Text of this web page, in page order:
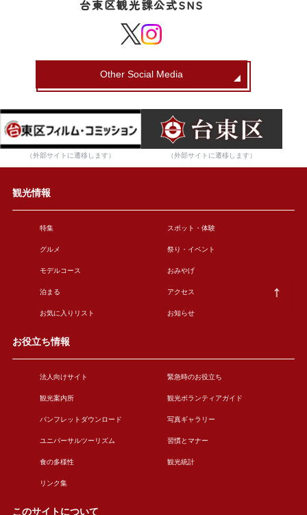
台東区観光課公式SNS
Other Social Media
（外部サイトに遷移します） （外部サイトに遷移します）
観光情報
特集 スポット・体験
グルメ 祭り・イベント
モデルコース おみやげ
泊まる アクセス
お気に入りリスト お知らせ
お役立ち情報
法人向けサイト 緊急時のお役立ち
観光案内所 観光ボランティアガイド
パンフレットダウンロード 写真ギャラリー
ユニバーサルツーリズム 習慣とマナー
食の多様性 観光統計
リンク集
このサイトについて